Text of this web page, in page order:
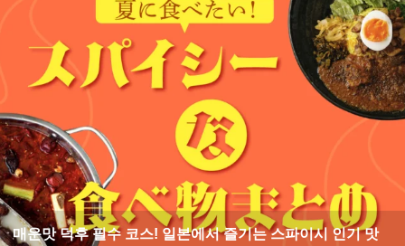
매운맛 덕후 필수 코스! 일본에서 즐기는 스파이시 인기 맛